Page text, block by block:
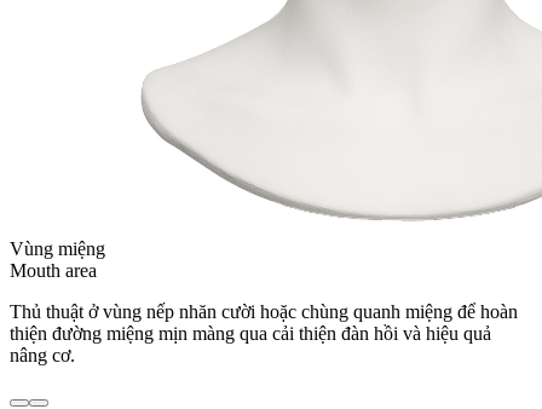
Vùng miệng
Mouth area
Thủ thuật ở vùng nếp nhăn cười hoặc chùng quanh miệng để hoàn
thiện đường miệng mịn màng qua cải thiện đàn hồi và hiệu quả
nâng cơ.